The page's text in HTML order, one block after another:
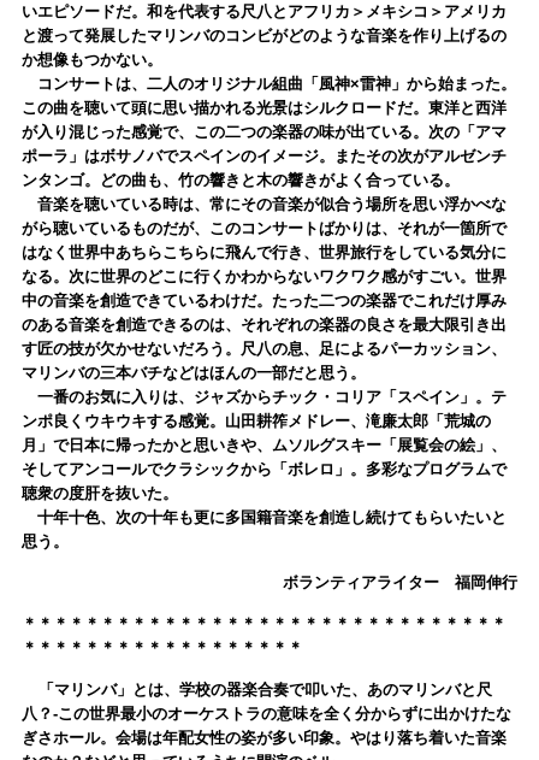
いエピソードだ。和を代表する尺八とアフリカ＞メキシコ＞アメリカ
と渡って発展したマリンバのコンビがどのような音楽を作り上げるの
か想像もつかない。
コンサートは、二人のオリジナル組曲「風神×雷神」から始まった。
この曲を聴いて頭に思い描かれる光景はシルクロードだ。東洋と西洋
が入り混じった感覚で、この二つの楽器の味が出ている。次の「アマ
ポーラ」はボサノバでスペインのイメージ。またその次がアルゼンチ
ンタンゴ。どの曲も、竹の響きと木の響きがよく合っている。
音楽を聴いている時は、常にその音楽が似合う場所を思い浮かべな
がら聴いているものだが、このコンサートばかりは、それが一箇所で
はなく世界中あちらこちらに飛んで行き、世界旅行をしている気分に
なる。次に世界のどこに行くかわからないワクワク感がすごい。世界
中の音楽を創造できているわけだ。たった二つの楽器でこれだけ厚み
のある音楽を創造できるのは、それぞれの楽器の良さを最大限引き出
す匠の技が欠かせないだろう。尺八の息、足によるパーカッション、
マリンバの三本バチなどはほんの一部だと思う。
一番のお気に入りは、ジャズからチック・コリア「スペイン」。テ
ンポ良くウキウキする感覚。山田耕筰メドレー、滝廉太郎「荒城の
月」で日本に帰ったかと思いきや、ムソルグスキー「展覧会の絵」、
そしてアンコールでクラシックから「ボレロ」。多彩なプログラムで
聴衆の度肝を抜いた。
十年十色、次の十年も更に多国籍音楽を創造し続けてもらいたいと
思う。
ボランティアライター 福岡伸行
＊＊＊＊＊＊＊＊＊＊＊＊＊＊＊＊＊＊＊＊＊＊＊＊＊＊＊＊＊＊＊
＊＊＊＊＊＊＊＊＊＊＊＊＊＊＊＊＊＊
「マリンバ」とは、学校の器楽合奏で叩いた、あのマリンバと尺
八？‐この世界最小のオーケストラの意味を全く分からずに出かけたな
ぎさホール。会場は年配女性の姿が多い印象。やはり落ち着いた音楽